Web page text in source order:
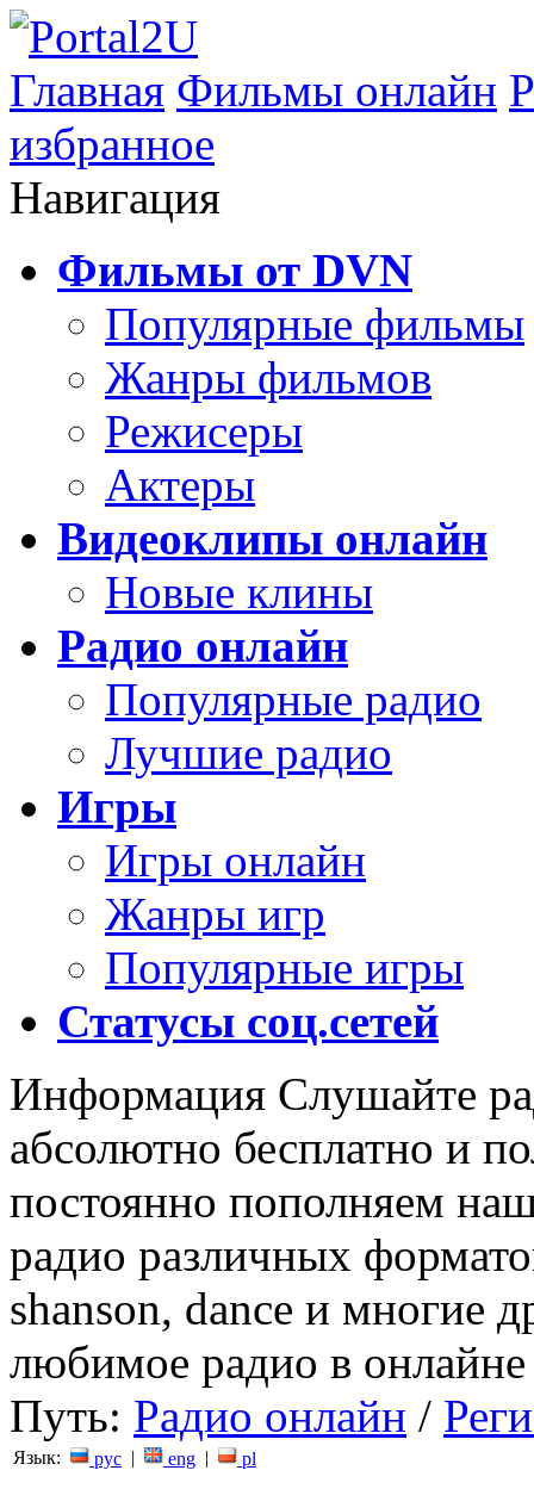
Главная Фильмы онлайн
избранное
Навигация
Фильмы от DVN
Популярные фильмы
Жанры фильмов
Режисеры
Актеры
Видеоклипы онлайн
Новые клины
Радио онлайн
Популярные радио
Лучшие радио
Игры
Игры онлайн
Жанры игр
Популярные игры
Статусы соц.сетей
Информация Слушайте
абсолютно бесплатно и
постоянно пополняем
радио различных
shanson, dance и многие
любимое радио в
Путь: Радио онлайн /
Язык: рус | eng | pl